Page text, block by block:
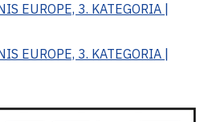
EUROPE, 3. KATEGORIA |
EUROPE, 3. KATEGORIA |